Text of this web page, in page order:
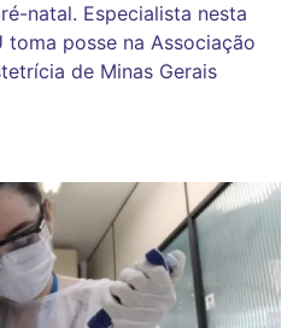
natal. Especialista nesta
posse na Associação
de Minas Gerais